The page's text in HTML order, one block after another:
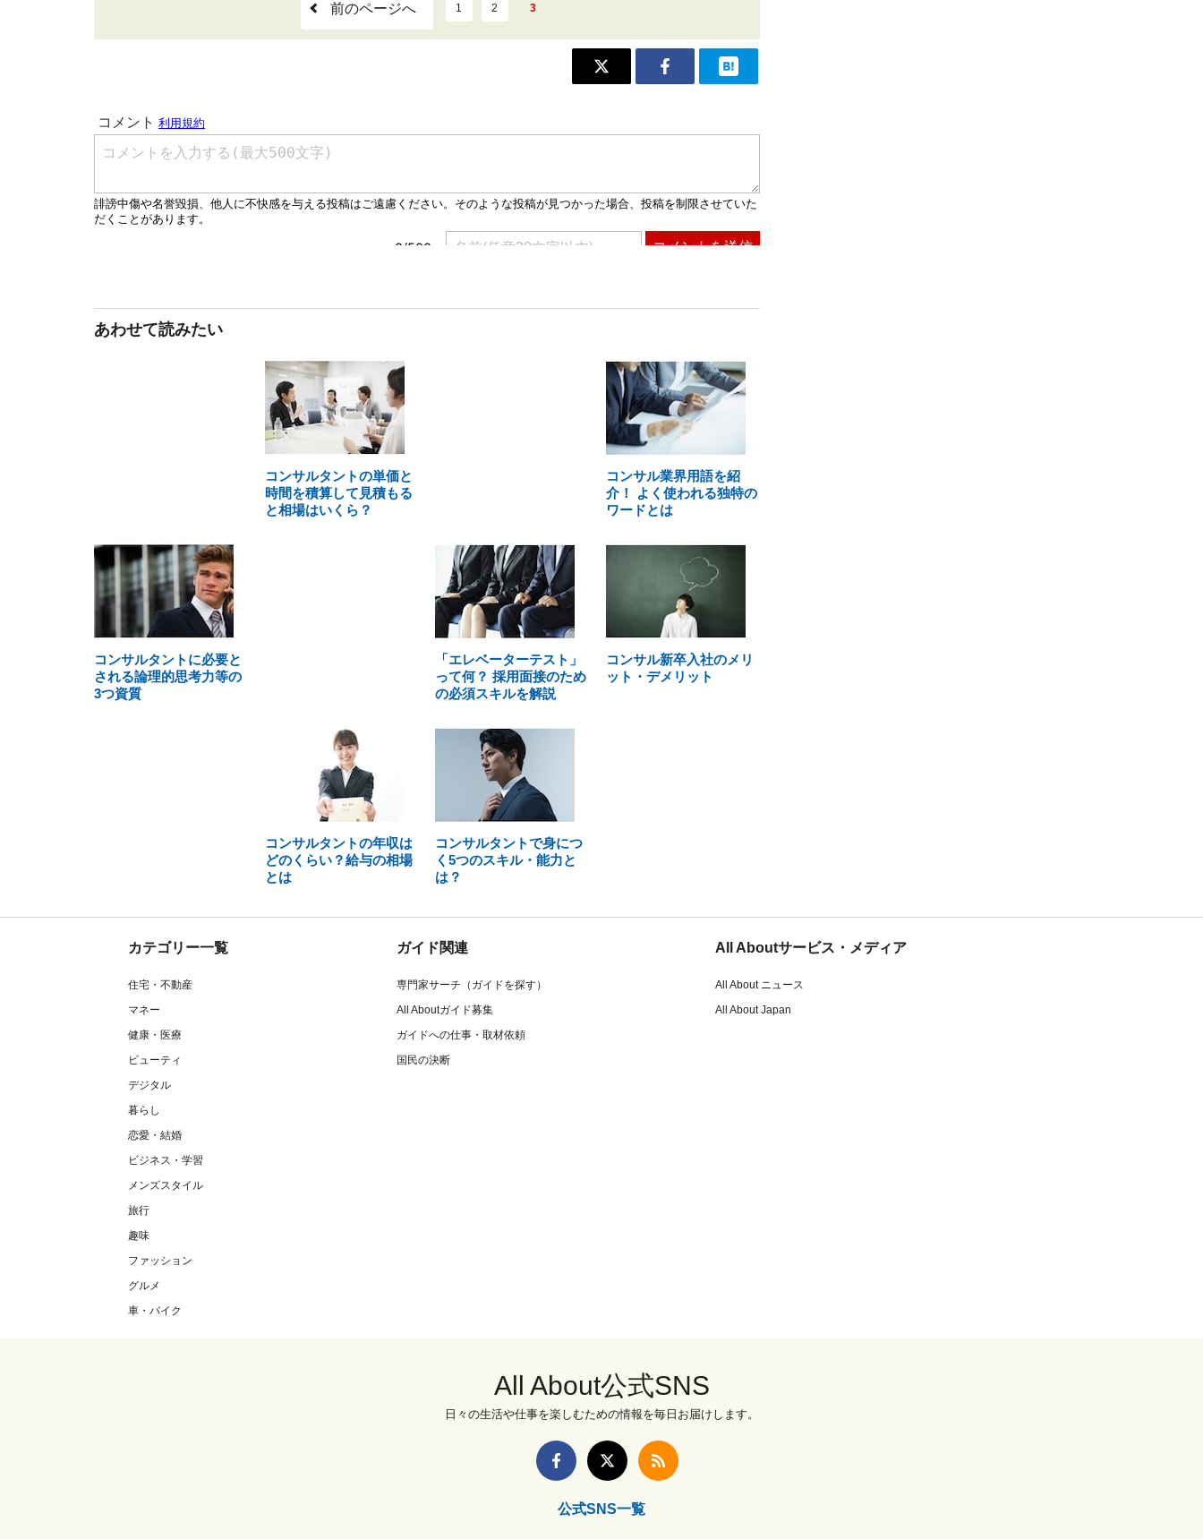
前のページへ 1 2 3
あわせて読みたい
コンサルタントの単価と
時間を積算して見積もる
と相場はいくら？
コンサル業界用語を紹
介！ よく使われる独特の
ワードとは
コンサルタントに必要と
される論理的思考力等の
3つ資質
「エレベーターテスト」
って何？ 採用面接のため
の必須スキルを解説
コンサル新卒入社のメリ
ット・デメリット
コンサルタントの年収は
どのくらい？給与の相場
とは
コンサルタントで身につ
く5つのスキル・能力と
は？
カテゴリー一覧
住宅・不動産
マネー
健康・医療
ビューティ
デジタル
暮らし
恋愛・結婚
ビジネス・学習
メンズスタイル
旅行
趣味
ファッション
グルメ
車・バイク
ガイド関連
専門家サーチ（ガイドを探す）
All Aboutガイド募集
ガイドへの仕事・取材依頼
国民の決断
All Aboutサービス・メディア
All About ニュース
All About Japan
All About公式SNS
日々の生活や仕事を楽しむための情報を毎日お届けします。
公式SNS一覧